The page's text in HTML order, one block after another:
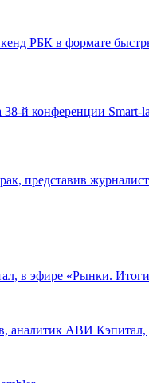
РБК в формате
й конференции Smart-
представив
в эфире «Рынки.
аналитик АВИ Кэпитал,